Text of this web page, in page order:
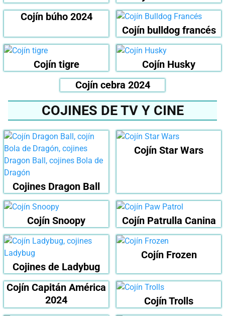
Cojín búho 2024
Cojín bulldog francés
Cojín tigre
Cojín Husky
Cojín cebra 2024
COJINES DE TV Y CINE
Cojines Dragon Ball
Cojín Star Wars
Cojín Snoopy Cojín Patrulla Canina
Cojines de Ladybug
Cojín Frozen
Cojín Capitán América
2024
Cojín Trolls